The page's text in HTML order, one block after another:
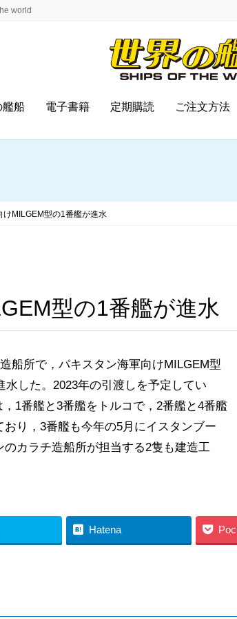
world
船 電子書籍 定期購読 ご注文方法
けMILGEM型の1番艦が進水
型の1番艦が進水
船所で，パキスタン海軍向けMILGEM型
した。2023年の引渡しを予定してい
1番艦と3番艦をトルコで，2番艦と4番艦
り，3番艦も今年の5月にイスタンブー
カラチ造船所が担当する2隻も建造工
Hatena